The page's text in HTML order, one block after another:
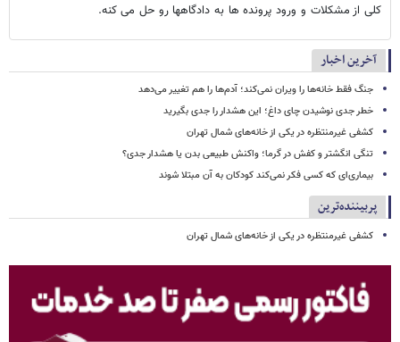
کلی از مشکلات و ورود پرونده ها به دادگاهها رو حل می کنه.
آخرین اخبار
جنگ فقط خانه‌ها را ویران نمی‌کند؛ آدم‌ها را هم تغییر می‌دهد
خطر جدی نوشیدن چای داغ؛ این هشدار را جدی بگیرید
کشفی غیرمنتظره در یکی از خانه‌های شمال تهران
تنگی انگشتر و کفش در گرما؛ واکنش طبیعی بدن یا هشدار جدی؟
بیماری‌ای که کسی فکر نمی‌کند کودکان به آن مبتلا شوند
پربیننده‌ترین
کشفی غیرمنتظره در یکی از خانه‌های شمال تهران